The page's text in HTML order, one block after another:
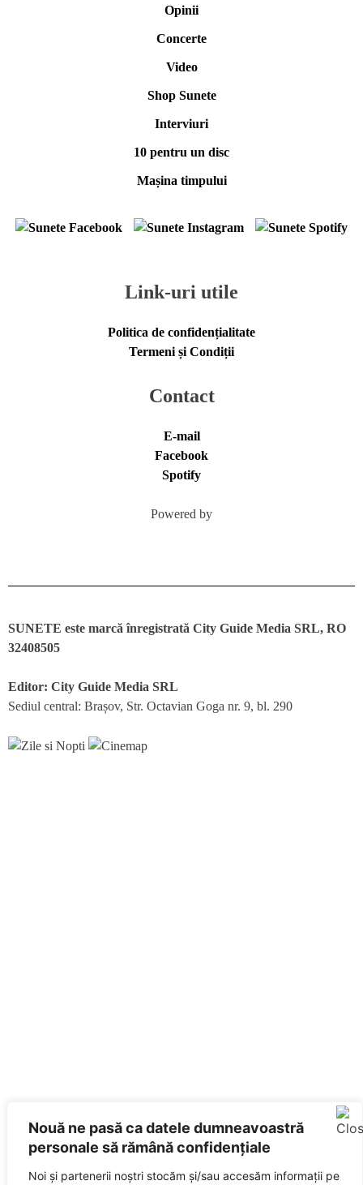
Nouă ne pasă ca datele dumneavoastră
personale să rămână confidențiale
Noi și partenerii noștri stocăm și/sau accesăm informații pe
Opinii
Concerte
Video
Shop Sunete
Interviuri
10 pentru un disc
Mașina timpului
Link-uri utile
Politica de confidențialitate
Termeni și Condiții
Contact
E-mail
Facebook
Spotify
Powered by
SUNETE este marcă înregistrată City Guide Media SRL, RO
32408505
Editor: City Guide Media SRL
Sediul central: Brașov, Str. Octavian Goga nr. 9, bl. 290